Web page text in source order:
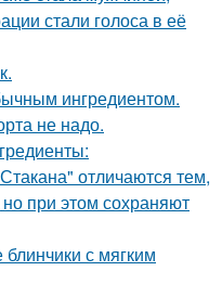
стали голоса в её
ингредиентом.
не надо.
отличаются тем,
при этом сохраняют
с мягким